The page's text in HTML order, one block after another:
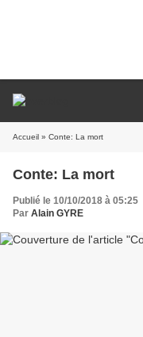
Accueil » Conte: La mort
Conte: La mort
Publié le 10/10/2018 à 05:25
Par Alain GYRE